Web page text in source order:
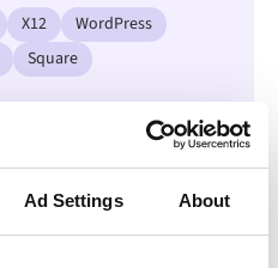
Ad Settings About
X12
WordPress
Square